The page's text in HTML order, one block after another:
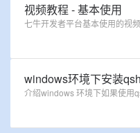
视频教程 - 基本使用
七牛开发者平台基本使用的视
windows环境下安装
介绍windows 环境下如果使用